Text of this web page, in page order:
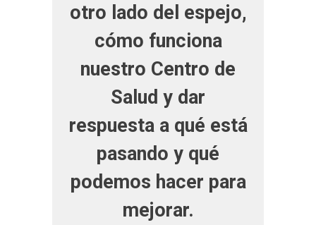
otro lado del espejo,
cómo funciona
nuestro Centro de
Salud y dar
respuesta a qué está
pasando y qué
podemos hacer para
mejorar.